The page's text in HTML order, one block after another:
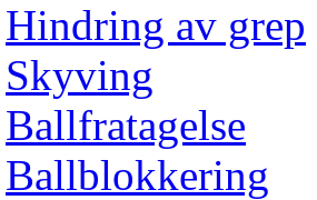
Hindring av grep
Skyving
Ballfratagelse
Ballblokkering